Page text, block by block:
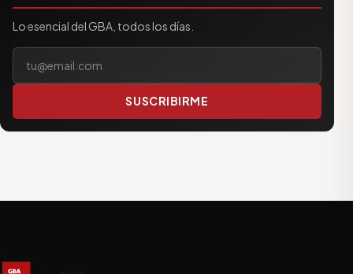
Lo esencial del GBA, todos los días.
SUSCRIBIRME